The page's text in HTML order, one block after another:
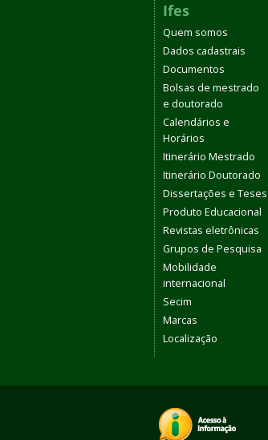
Ifes
Quem somos
Dados cadastrais
Documentos
Bolsas de mestrado
e doutorado
Calendários e
Horários
Itinerário Mestrado
Itinerário Doutorado
Dissertações e Teses
Produto Educacional
Revistas eletrônicas
Grupos de Pesquisa
Mobilidade
internacional
Secim
Marcas
Localização